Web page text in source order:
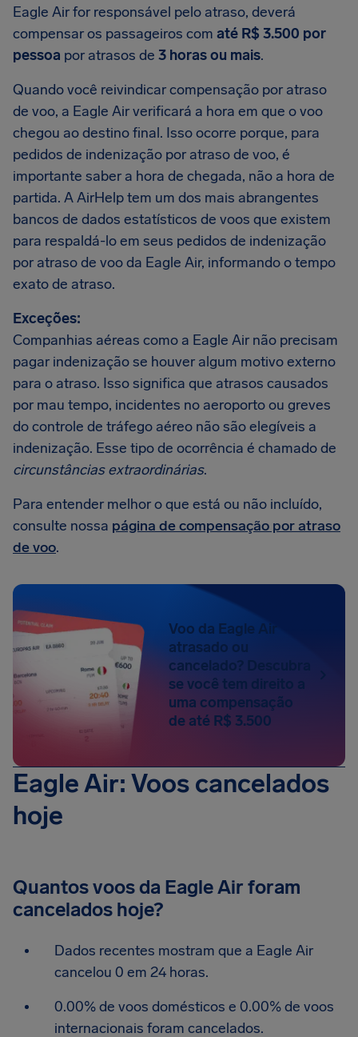
Eagle Air for responsável pelo atraso, deverá
compensar os passageiros com até R$ 3.500 por
pessoa por atrasos de 3 horas ou mais.
Quando você reivindicar compensação por atraso
de voo, a Eagle Air verificará a hora em que o voo
chegou ao destino final. Isso ocorre porque, para
pedidos de indenização por atraso de voo, é
importante saber a hora de chegada, não a hora de
partida. A AirHelp tem um dos mais abrangentes
bancos de dados estatísticos de voos que existem
para respaldá-lo em seus pedidos de indenização
por atraso de voo da Eagle Air, informando o tempo
exato de atraso.
Exceções:
Companhias aéreas como a Eagle Air não precisam
pagar indenização se houver algum motivo externo
para o atraso. Isso significa que atrasos causados
por mau tempo, incidentes no aeroporto ou greves
do controle de tráfego aéreo não são elegíveis a
indenização. Esse tipo de ocorrência é chamado de
circunstâncias extraordinárias.
Para entender melhor o que está ou não incluído,
consulte nossa página de compensação por atraso
de voo.
Voo da Eagle Air
atrasado ou
cancelado? Descubra
se você tem direito a
uma compensação
de até R$ 3.500
Eagle Air: Voos cancelados
hoje
Quantos voos da Eagle Air foram
cancelados hoje?
Dados recentes mostram que a Eagle Air
cancelou 0 em 24 horas.
0.00% de voos domésticos e 0.00% de voos
internacionais foram cancelados.